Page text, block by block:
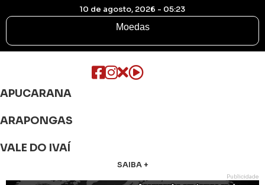
10 de agosto, 2026 - 05:23
Moedas
APUCARANA
ARAPONGAS
VALE DO IVAÍ
SAIBA +
Publicidade